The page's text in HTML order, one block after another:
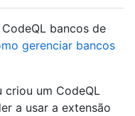
bancos de
gerenciar bancos
criou um CodeQL
a usar a extensão